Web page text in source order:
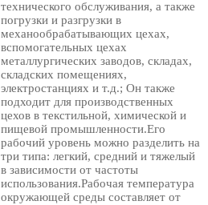
технического обслуживания, а также
погрузки и разгрузки в
механообрабатывающих цехах,
вспомогательных цехах
металлургических заводов, складах,
складских помещениях,
электростанциях и т.д.; Он также
подходит для производственных
цехов в текстильной, химической и
пищевой промышленности.Его
рабочий уровень можно разделить на
три типа: легкий, средний и тяжелый
в зависимости от частоты
использования.Рабочая температура
окружающей среды составляет от